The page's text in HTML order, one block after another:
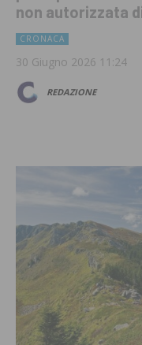
non autorizzata
CRONACA
30 Giugno 2026 11:24
REDAZIONE